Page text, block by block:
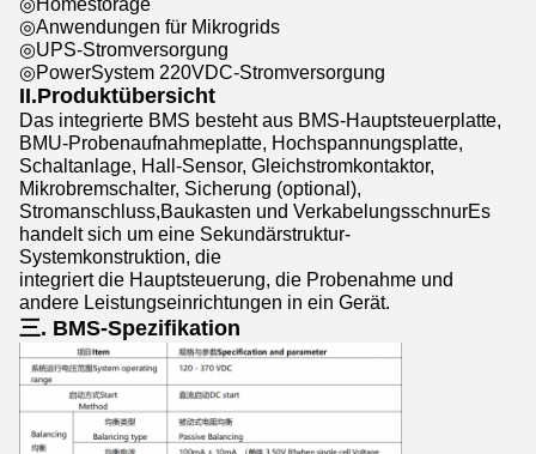
◎Anwendungen für Mikrogrids
◎UPS-Stromversorgung
◎PowerSystem 220VDC-Stromversorgung
II.Produktübersicht
Das integrierte BMS besteht aus BMS-Hauptsteuerplatte,
BMU-Probenaufnahmeplatte, Hochspannungsplatte,
Schaltanlage, Hall-Sensor, Gleichstromkontaktor,
Mikrobremschalter, Sicherung (optional),
Stromanschluss,Baukasten und VerkabelungsschnurEs
handelt sich um eine Sekundärstruktur-
Systemkonstruktion, die
integriert die Hauptsteuerung, die Probenahme und
andere Leistungseinrichtungen in ein Gerät.
三. BMS-Spezifikation